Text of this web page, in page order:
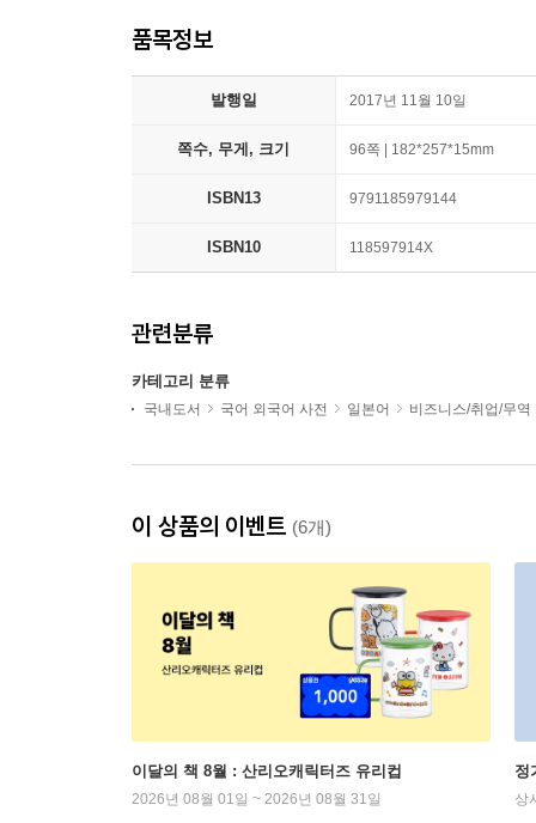
품목정보
발행일 2017년 11월 10일
쪽수, 무게, 크기 96쪽 | 182*257*15mm
ISBN13 9791185979144
ISBN10 118597914X
관련분류
카테고리 분류
국내도서 국어 외국어 사전 일본어 비즈니스/취업/무역
이 상품의 이벤트 (6개)
이달의 책 8월 : 산리오캐릭터즈 유리컵
2026년 08월 01일 ~ 2026년 08월 31일
정
상